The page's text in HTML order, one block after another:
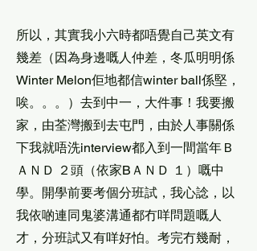
所以，其實我小六時都唔覺自己英文有
幾差（因為身邊嘅人仲差，冬瓜明明係
Winter Melon佢地都信winter ball係堅，
唉。。。）去到中一，大件事！我要搬
家，由荃灣搬到去屯門，由於人事關係
下我就唔洗interview都入到一間當年Ｂ
ＡＮＤ ２頭（依家BＡＮＤ １）嘅中
學。開學前要考個分班試，我心諗，以
我依啲連同鬼婆溝通都冇咩問題嘅人
才，分班試又有咩好怕。考完冇幾耐，